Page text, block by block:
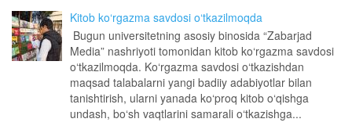
Kitob ko‘rgazma savdosi o‘tkazilmoqda
Bugun universitetning asosiy binosida “Zabarjad
Media” nashriyoti tomonidan kitob ko‘rgazma savdosi
o‘tkazilmoqda. Ko‘rgazma savdosi o‘tkazishdan
maqsad talabalarni yangi badiiy adabiyotlar bilan
tanishtirish, ularni yanada ko‘proq kitob o‘qishga
undash, bo‘sh vaqtlarini samarali o‘tkazishga...